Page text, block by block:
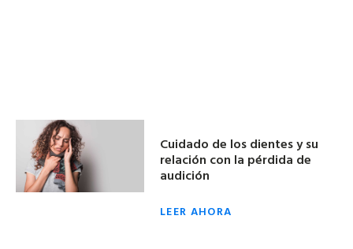
Cuidado de los dientes y su
relación con la pérdida de
audición
LEER AHORA